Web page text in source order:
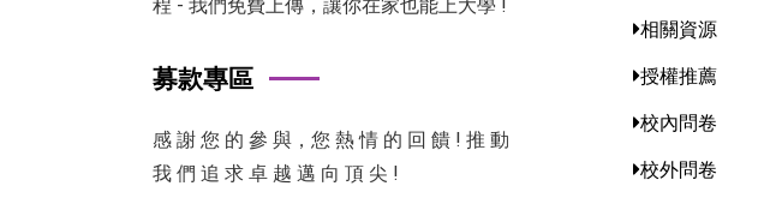
程 - 我們免費上傳，讓你在家也能上大學 !
募款專區
感 謝 您 的 參 與，您 熱 情 的 回 饋 ! 推 動
我 們 追 求 卓 越 邁 向 頂 尖 !
相關資源
授權推薦
校內問卷
校外問卷